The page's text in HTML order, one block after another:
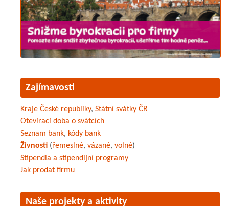
Zajímavosti
Kraje České republiky, Státní svátky ČR
Otevírací doba o svátcích
Seznam bank, kódy bank
Živnosti (řemeslné, vázané, volné)
Stipendia a stipendijní programy
Jak prodat firmu
Naše projekty a aktivity